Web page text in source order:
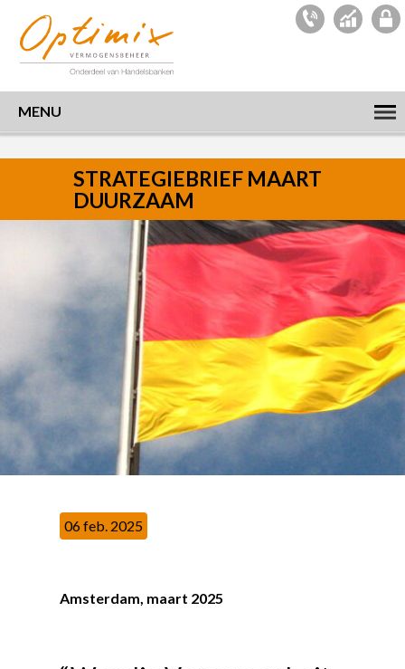
MENU
STRATEGIEBRIEF MAART
DUURZAAM
06 feb. 2025
Amsterdam, maart 2025